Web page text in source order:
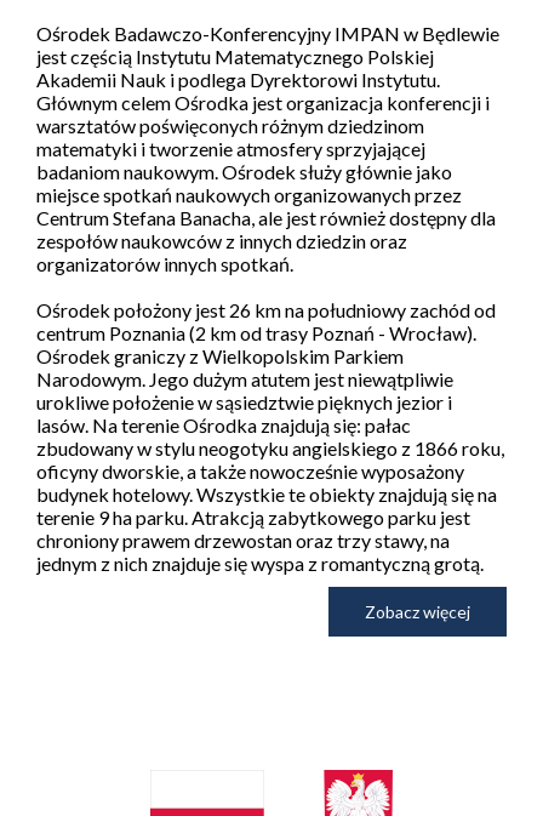
Ośrodek Badawczo-Konferencyjny IMPAN w Będlewie
jest częścią Instytutu Matematycznego Polskiej
Akademii Nauk i podlega Dyrektorowi Instytutu.
Głównym celem Ośrodka jest organizacja konferencji i
warsztatów poświęconych różnym dziedzinom
matematyki i tworzenie atmosfery sprzyjającej
badaniom naukowym. Ośrodek służy głównie jako
miejsce spotkań naukowych organizowanych przez
Centrum Stefana Banacha, ale jest również dostępny dla
zespołów naukowców z innych dziedzin oraz
organizatorów innych spotkań.
Ośrodek położony jest 26 km na południowy zachód od
centrum Poznania (2 km od trasy Poznań - Wrocław).
Ośrodek graniczy z Wielkopolskim Parkiem
Narodowym. Jego dużym atutem jest niewątpliwie
urokliwe położenie w sąsiedztwie pięknych jezior i
lasów. Na terenie Ośrodka znajdują się: pałac
zbudowany w stylu neogotyku angielskiego z 1866 roku,
oficyny dworskie, a także nowocześnie wyposażony
budynek hotelowy. Wszystkie te obiekty znajdują się na
terenie 9 ha parku. Atrakcją zabytkowego parku jest
chroniony prawem drzewostan oraz trzy stawy, na
jednym z nich znajduje się wyspa z romantyczną grotą.
Zobacz więcej